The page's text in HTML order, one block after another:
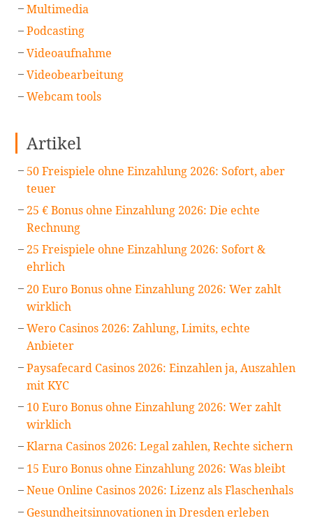
Multimedia
Podcasting
Videoaufnahme
Videobearbeitung
Webcam tools
Artikel
50 Freispiele ohne Einzahlung 2026: Sofort, aber
teuer
25 € Bonus ohne Einzahlung 2026: Die echte
Rechnung
25 Freispiele ohne Einzahlung 2026: Sofort &
ehrlich
20 Euro Bonus ohne Einzahlung 2026: Wer zahlt
wirklich
Wero Casinos 2026: Zahlung, Limits, echte
Anbieter
Paysafecard Casinos 2026: Einzahlen ja, Auszahlen
mit KYC
10 Euro Bonus ohne Einzahlung 2026: Wer zahlt
wirklich
Klarna Casinos 2026: Legal zahlen, Rechte sichern
15 Euro Bonus ohne Einzahlung 2026: Was bleibt
Neue Online Casinos 2026: Lizenz als Flaschenhals
Gesundheitsinnovationen in Dresden erleben